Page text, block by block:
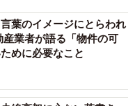
行ったときやってみよ
の声が寄せられた今回
言葉のイメージにとらわれ
業者が語る「物件の可
めに必要なこと